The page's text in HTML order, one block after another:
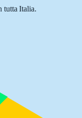
tutta Italia.